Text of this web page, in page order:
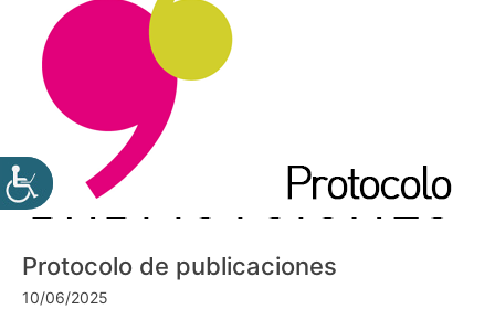
Protocolo de publicaciones
10/06/2025